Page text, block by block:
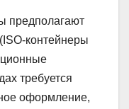
предполагают
требуется
оформление,